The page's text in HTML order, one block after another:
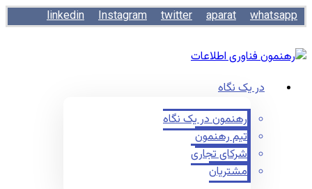
linkedin Instagram twitter aparat whatsapp
در یک نگاه
رهنمون در یک نگاه
تیم رهنمون
شرکای تجاری
مشتریان